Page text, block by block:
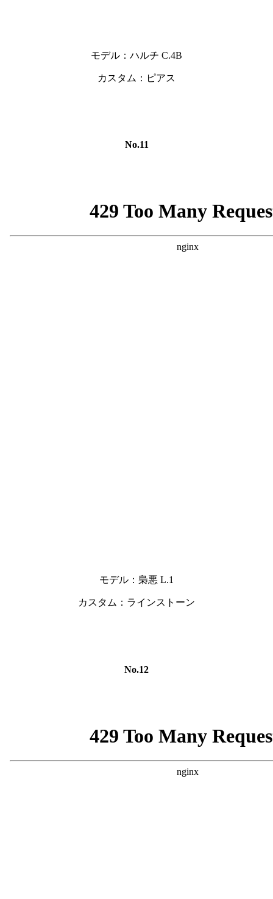
モデル：ハルチ C.4B
カスタム：ピアス
No.11
モデル：梟悪 L.1
カスタム：ラインストーン
No.12